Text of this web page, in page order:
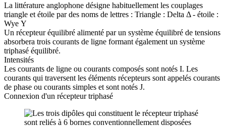
La littérature anglophone désigne habituellement les couplages
triangle et étoile par des noms de lettres : Triangle : Delta Δ - étoile :
Wye Υ
Un récepteur équilibré alimenté par un système équilibré de tensions
absorbera trois courants de ligne formant également un système
triphasé équilibré.
Intensités
Les courants de ligne ou courants composés sont notés I. Les
courants qui traversent les éléments récepteurs sont appelés courants
de phase ou courants simples et sont notés J.
Connexion d'un récepteur triphasé